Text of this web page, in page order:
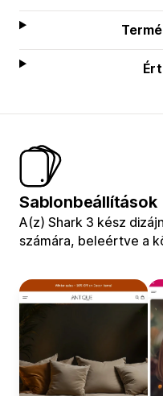
Sablonbeállítások
A(z) Shark 3 kész
számára, beleértve a